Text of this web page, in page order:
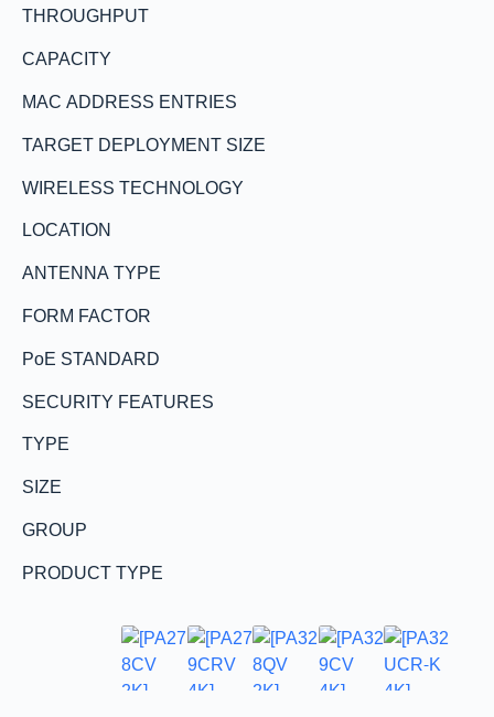
THROUGHPUT
CAPACITY
MAC ADDRESS ENTRIES
TARGET DEPLOYMENT SIZE
WIRELESS TECHNOLOGY
LOCATION
ANTENNA TYPE
FORM FACTOR
PoE STANDARD
SECURITY FEATURES
TYPE
SIZE
GROUP
PRODUCT TYPE